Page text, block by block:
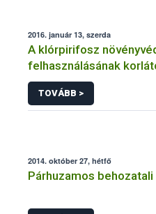
2016. január 13, szerda
A klórpirifosz
felhasználásának
TOVÁBB >
2014. október 27, hétfő
Párhuzamos